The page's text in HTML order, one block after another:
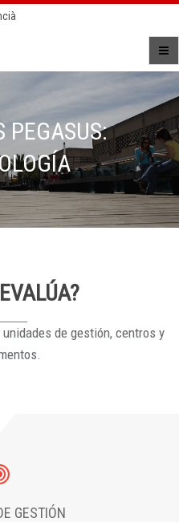
PEGASUS:
de gestión, centros y
GESTIÓN